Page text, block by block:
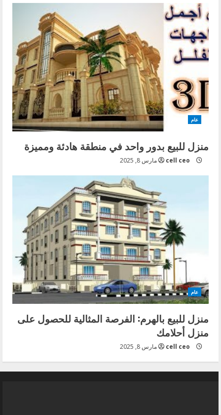
عام
منزل للبيع بدور واحد في منطقة هادئة ومميزة
cell ceo مارس 8, 2025
عام
منزل للبيع بالهرم: الفرصة المثالية للحصول على
منزل أحلامك
cell ceo مارس 8, 2025